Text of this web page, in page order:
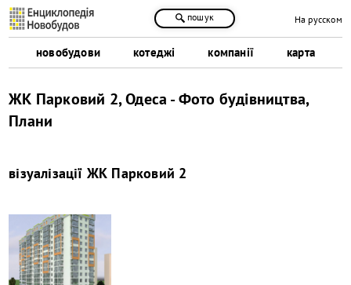
новобудови котеджі компанії карта
пошук На русском
ЖК Парковий 2, Одеса - Фото будівництва,
Плани
візуалізації ЖК Парковий 2